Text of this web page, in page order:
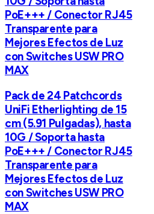
PoE+++ / Conector RJ45
Transparente para
Mejores Efectos de Luz
con Switches USW PRO
MAX
Pack de 24 Patchcords
UniFi Etherlighting de 15
cm (5.91 Pulgadas), hasta
10G / Soporta hasta
PoE+++ / Conector RJ45
Transparente para
Mejores Efectos de Luz
con Switches USW PRO
MAX